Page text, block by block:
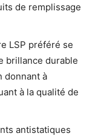
de remplissage
LSP préféré se
brillance durable
donnant à
à la qualité de
antistatiques